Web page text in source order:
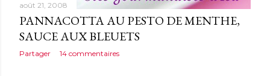
août 21, 2008
PANNACOTTA AU PESTO DE MENTHE,
SAUCE AUX BLEUETS
Partager 14 commentaires